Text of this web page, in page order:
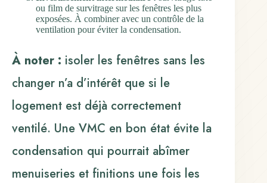
ou film de survitrage sur les fenêtres les plus
exposées. À combiner avec un contrôle de la
ventilation pour éviter la condensation.
À noter : isoler les fenêtres sans les
changer n’a d’intérêt que si le
logement est déjà correctement
ventilé. Une VMC en bon état évite la
condensation qui pourrait abîmer
menuiseries et finitions une fois les